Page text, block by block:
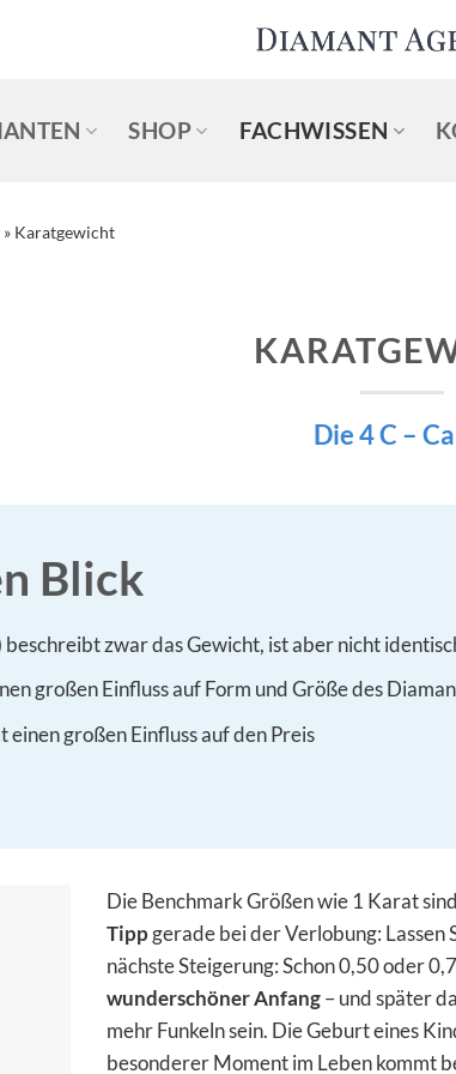
SHOP FACHWISSEN
» Karatgewicht
Die 4 C –
Blick
zwar das Gewicht, ist aber nicht
großen Einfluss auf Form und Größe des
einen großen Einfluss auf den Preis
Die Benchmark Größen wie 1 Karat
Tipp gerade bei der Verlobung: Lassen
nächste Steigerung: Schon 0,50 oder
wunderschöner Anfang– und später
mehr Funkeln sein. Die Geburt eines
besonderer Moment im Leben kommt